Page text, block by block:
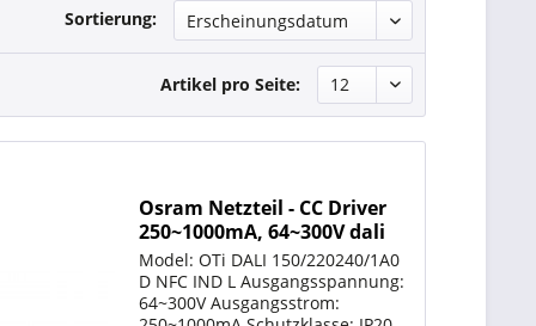
Sortierung:
Artikel pro Seite:
Osram Netzteil - CC Driver
250~1000mA, 64~300V dali
NFC
Model: OTi DALI 150/220240/1A0
D NFC IND L Ausgangsspannung:
64~300V Ausgangsstrom: